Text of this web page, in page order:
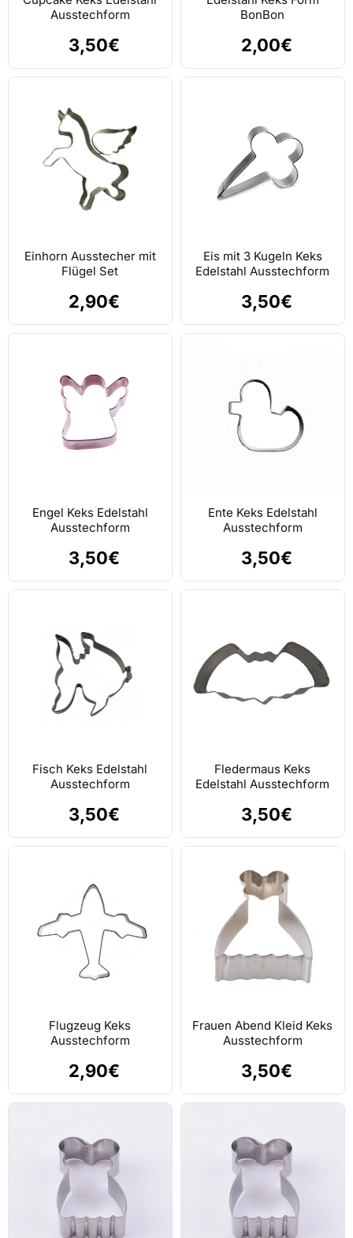
Ausstechform
3,50€
BonBon
2,00€
Einhorn Ausstecher mit
Flügel Set
2,90€
Eis mit 3 Kugeln Keks
Edelstahl Ausstechform
3,50€
Engel Keks Edelstahl
Ausstechform
3,50€
Ente Keks Edelstahl
Ausstechform
3,50€
Fisch Keks Edelstahl
Ausstechform
3,50€
Fledermaus Keks
Edelstahl Ausstechform
3,50€
Flugzeug Keks
Ausstechform
2,90€
Frauen Abend Kleid Keks
Ausstechform
3,50€